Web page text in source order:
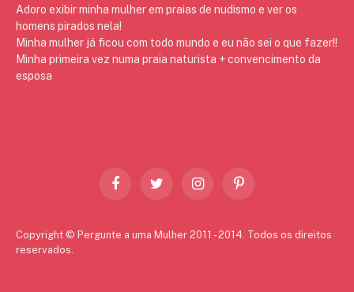
Adoro exibir minha mulher em praias de nudismo e ver os
homens pirados nela!
Minha mulher já ficou com todo mundo e eu não sei o que fazer!!
Minha primeira vez numa praia naturista + convencimento da
esposa
FacebookTwitter InstagramPinterest
Copyright © Pergunte a uma Mulher 2011 - 2014. Todos os direitos
reservados.